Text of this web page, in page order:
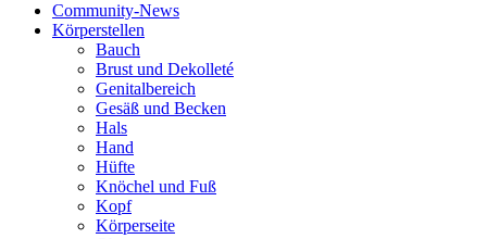
Community-News
Körperstellen
Bauch
Brust und Dekolleté
Genitalbereich
Gesäß und Becken
Hals
Hand
Hüfte
Knöchel und Fuß
Kopf
Körperseite